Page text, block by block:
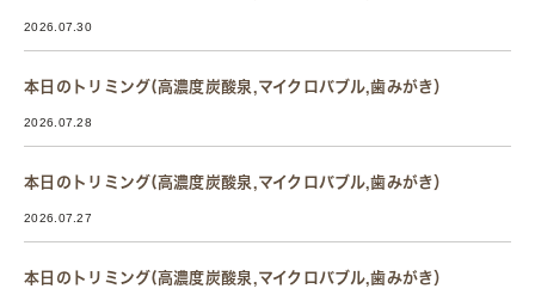
2026.07.30
本日のトリミング(高濃度炭酸泉,マイクロバブル,歯みがき）
2026.07.28
本日のトリミング(高濃度炭酸泉,マイクロバブル,歯みがき）
2026.07.27
本日のトリミング(高濃度炭酸泉,マイクロバブル,歯みがき）